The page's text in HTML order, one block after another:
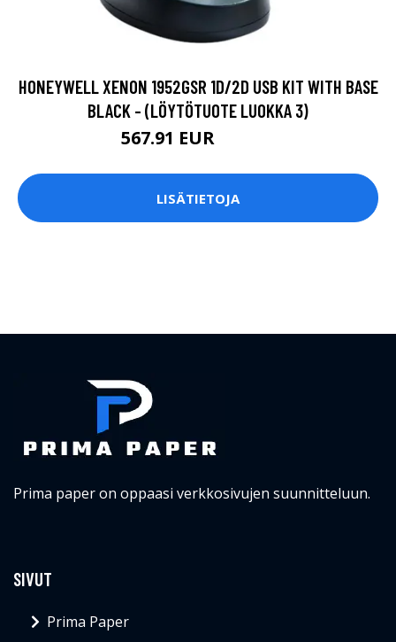
HONEYWELL XENON 1952GSR 1D/2D USB KIT WITH BASE
BLACK - (LÖYTÖTUOTE LUOKKA 3)
567.91 EUR
LISÄTIETOJA
Prima paper on oppaasi verkkosivujen suunnitteluun.
SIVUT
Prima Paper